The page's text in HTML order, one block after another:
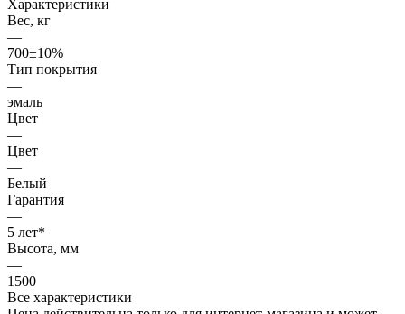
Характеристики
Вес, кг
—
700±10%
Тип покрытия
—
эмаль
Цвет
—
Цвет
—
Белый
Гарантия
—
5 лет*
Высота, мм
—
1500
Все характеристики